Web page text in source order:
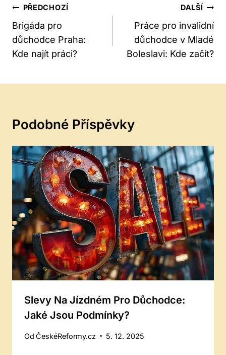
Navigace
Pro
Příspěvek
PŘEDCHOZÍ
Brigáda pro
důchodce Praha:
Kde najít práci?
DALŠÍ
Práce pro invalidní
důchodce v Mladé
Boleslavi: Kde začít?
Podobné Příspěvky
Slevy Na Jízdném Pro Důchodce:
Jaké Jsou Podmínky?
Od ČeskéReformy.cz 5. 12. 2025